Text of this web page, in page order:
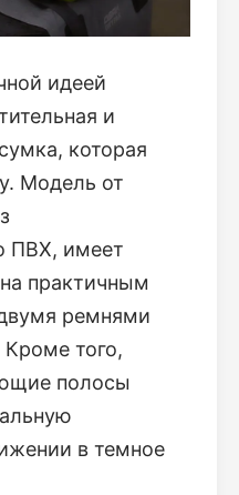
идеей
и
которая
Модель от
ПВХ, имеет
практичным
ремнями
того,
полосы
в темное